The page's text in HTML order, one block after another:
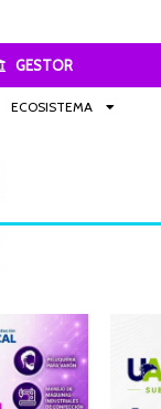
GESTOR
ECOSISTEMA